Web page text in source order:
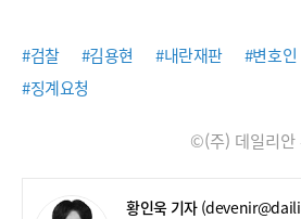
#검찰 #김용현 #내란재판 #변호인
#징계요청
©(주) 데일리안
황인욱 기자